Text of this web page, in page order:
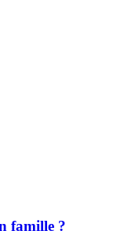
famille ?